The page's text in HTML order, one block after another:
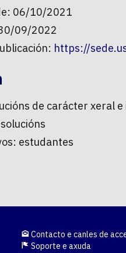
06/10/2021
09/2022
https://
de carácter xeral
estudantes
Contacto e canles de
Soporte e axuda